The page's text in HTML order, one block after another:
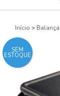
Início >
SEM
ESTOQUE